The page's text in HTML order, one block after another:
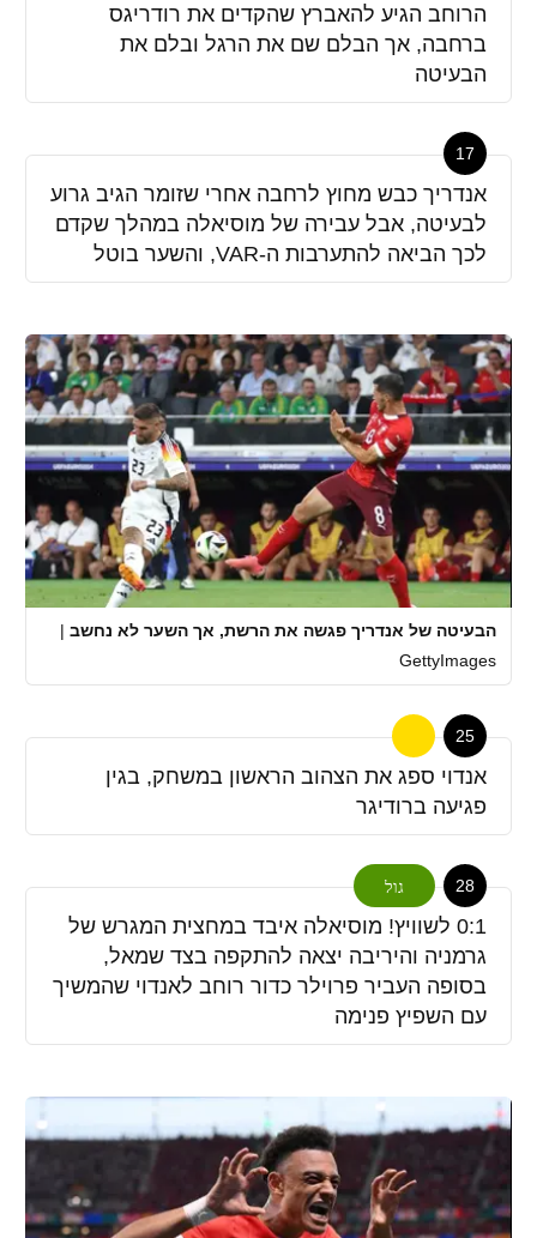
הרוחב הגיע להאברץ שהקדים את רודריגס
ברחבה, אך הבלם שם את הרגל ובלם את
הבעיטה
17
אנדריך כבש מחוץ לרחבה אחרי שזומר הגיב גרוע
לבעיטה, אבל עבירה של מוסיאלה במהלך שקדם
לכך הביאה להתערבות ה-VAR, והשער בוטל
הבעיטה של אנדריך פגשה את הרשת, אך השער לא נחשב |
GettyImages
25
אנדוי ספג את הצהוב הראשון במשחק, בגין
פגיעה ברודיגר
28 גול
0:1 לשוויץ! מוסיאלה איבד במחצית המגרש של
גרמניה והיריבה יצאה להתקפה בצד שמאל,
בסופה העביר פרוילר כדור רוחב לאנדוי שהמשיך
עם השפיץ פנימה